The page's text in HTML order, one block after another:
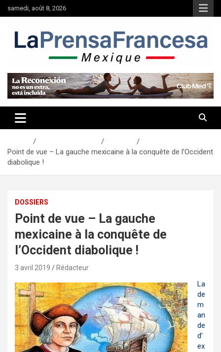
au
samedi, août 8, 2026
Point de vue – La gauche mexicaine à la conquête de l’Occident
diabolique !
DOSSIERS
Point de vue – La gauche
mexicaine à la conquête de
l’Occident diabolique !
3 avril 2019 Rédacteur
La
de
m
an
de
d’
ex